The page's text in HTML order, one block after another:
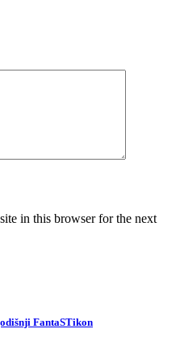
in this browser for the next
FantaSTikon